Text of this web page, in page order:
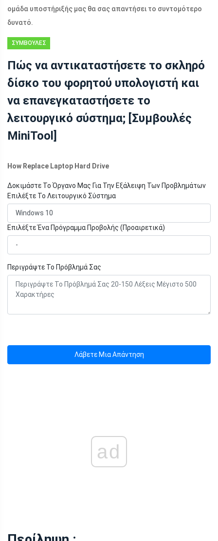
ομάδα υποστήριξής μας θα σας απαντήσει το συντομότερο
δυνατό.
ΣΥΜΒΟΥΛΈΣ
ΑΝΤΙΓΡΆΦΩΝ
ΑΣΦΑΛΕΊΑΣ
Πώς να αντικαταστήσετε το σκληρό
δίσκο του φορητού υπολογιστή και
να επανεγκαταστήσετε το
λειτουργικό σύστημα; [Συμβουλές
MiniTool]
How Replace Laptop Hard Drive
Δοκιμάστε Το Όργανο Μας Για Την Εξάλειψη Των Προβλημάτων
Επιλέξτε Το Λειτουργικό Σύστημα
Επιλέξτε Ένα Πρόγραμμα Προβολής (Προαιρετικά)
Περιγράψτε Το Πρόβλημά Σας
Λάβετε Μια Απάντηση
ad